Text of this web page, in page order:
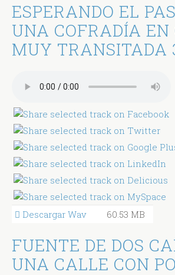
ESPERANDO EL
UNA COFRADÍA EN
MUY TRANSITADA
Descargar Wav 60.53 MB
FUENTE DE DOS
UNA CALLE CON